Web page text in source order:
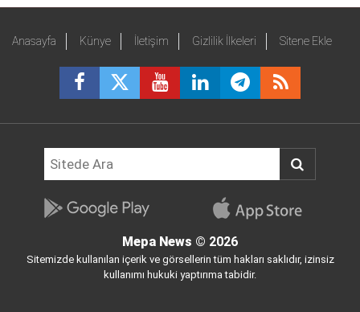
Anasayfa Künye İletişim Gizlilik İlkeleri Sitene Ekle
Mepa News © 2026
Sitemizde kullanılan içerik ve görsellerin tüm hakları saklıdır, izinsiz
kullanımı hukuki yaptırıma tabidir.